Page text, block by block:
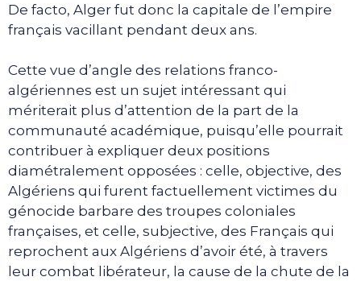
De facto, Alger fut donc la capitale de l’empire
français vacillant pendant deux ans.
Cette vue d’angle des relations franco-
algériennes est un sujet intéressant qui
mériterait plus d’attention de la part de la
communauté académique, puisqu’elle pourrait
contribuer à expliquer deux positions
diamétralement opposées : celle, objective, des
Algériens qui furent factuellement victimes du
génocide barbare des troupes coloniales
françaises, et celle, subjective, des Français qui
reprochent aux Algériens d’avoir été, à travers
leur combat libérateur, la cause de la chute de la